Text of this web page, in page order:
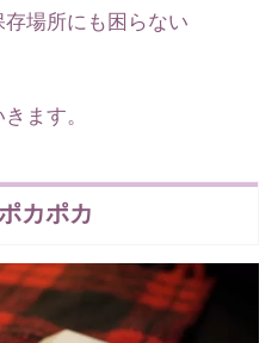
場所にも困らない
ます。
カポカ